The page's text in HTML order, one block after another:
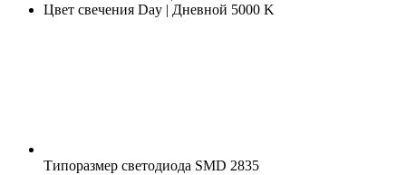
Цвет свечения Day | Дневной 5000 K
Типоразмер светодиода SMD 2835